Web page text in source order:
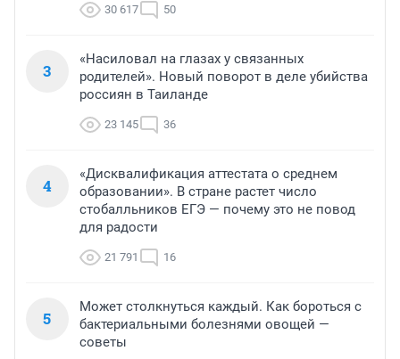
30 617 50
3
«Насиловал на глазах у связанных
родителей». Новый поворот в деле убийства
россиян в Таиланде
23 145 36
4
«Дисквалификация аттестата о среднем
образовании». В стране растет число
стобалльников ЕГЭ — почему это не повод
для радости
21 791 16
5
Может столкнуться каждый. Как бороться с
бактериальными болезнями овощей —
советы